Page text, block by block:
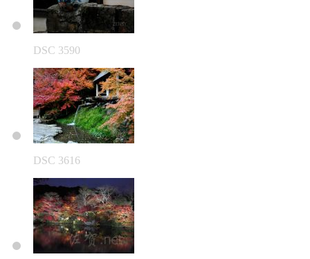
DSC 3590
DSC 3616